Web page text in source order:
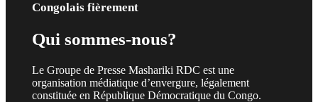
Congolais fièrement
Qui sommes-nous?
Le Groupe de Presse Mashariki RDC est une
organisation médiatique d’envergure, légalement
constituée en République Démocratique du Congo.